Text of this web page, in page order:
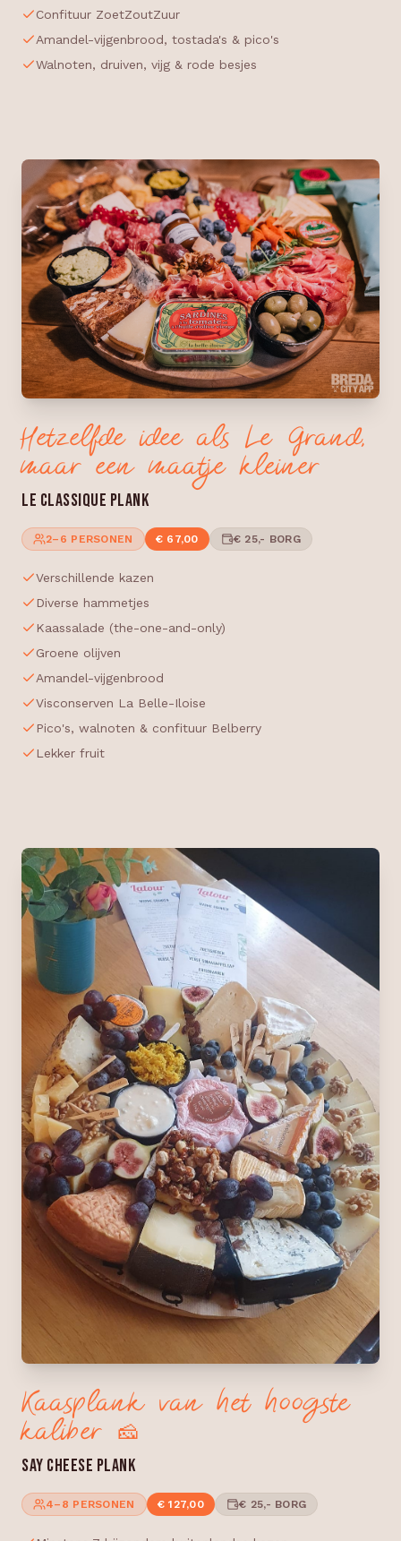
Confituur ZoetZoutZuur
Amandel-vijgenbrood, tostada's & pico's
Walnoten, druiven, vijg & rode besjes
Hetzelfde idee als Le Grand,
maar een maatje kleiner
LE CLASSIQUE PLANK
2–6 PERSONEN € 67,00 € 25,- BORG
Verschillende kazen
Diverse hammetjes
Kaassalade (the-one-and-only)
Groene olijven
Amandel-vijgenbrood
Visconserven La Belle-Iloise
Pico's, walnoten & confituur Belberry
Lekker fruit
Kaasplank van het hoogste
kaliber 🧀
SAY CHEESE PLANK
4–8 PERSONEN € 127,00 € 25,- BORG